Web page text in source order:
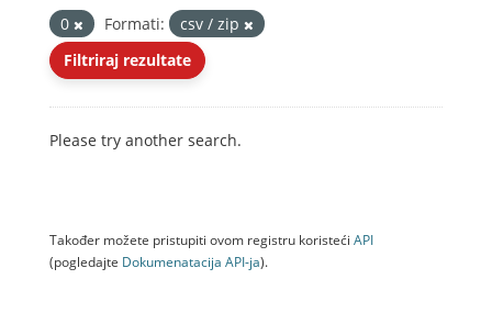
0
Formati:
csv / zip
Filtriraj rezultate
Please try another search.
Također možete pristupiti ovom registru koristeći API
(pogledajte Dokumenаtаcijа API-jа).